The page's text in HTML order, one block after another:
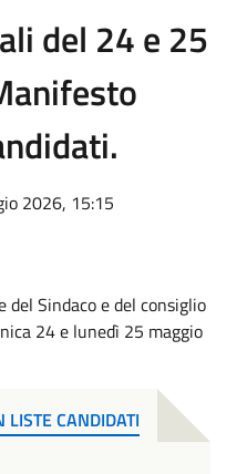
del 24 e 25
2026, 15:15
Sindaco e del consiglio
24 e lunedì 25 maggio
LISTE CANDIDATI